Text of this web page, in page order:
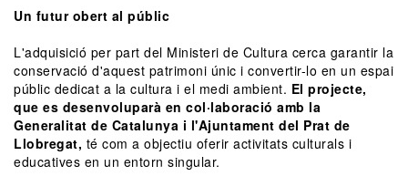
Un futur obert al públic
L'adquisició per part del Ministeri de Cultura cerca garantir la
conservació d'aquest patrimoni únic i convertir-lo en un espai
públic dedicat a la cultura i el medi ambient. El projecte,
que es desenvoluparà en col·laboració amb la
Generalitat de Catalunya i l'Ajuntament del Prat de
Llobregat, té com a objectiu oferir activitats culturals i
educatives en un entorn singular.